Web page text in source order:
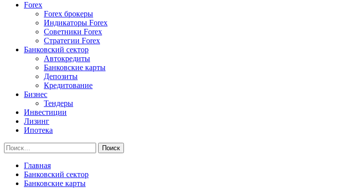
Forex
Forex брокеры
Индикаторы Forex
Советники Forex
Стратегии Forex
Банковский сектор
Автокредиты
Банковские карты
Депозиты
Кредитование
Бизнес
Тендеры
Инвестиции
Лизинг
Ипотека
Найти:
Главная
Банковский сектор
Банковские карты